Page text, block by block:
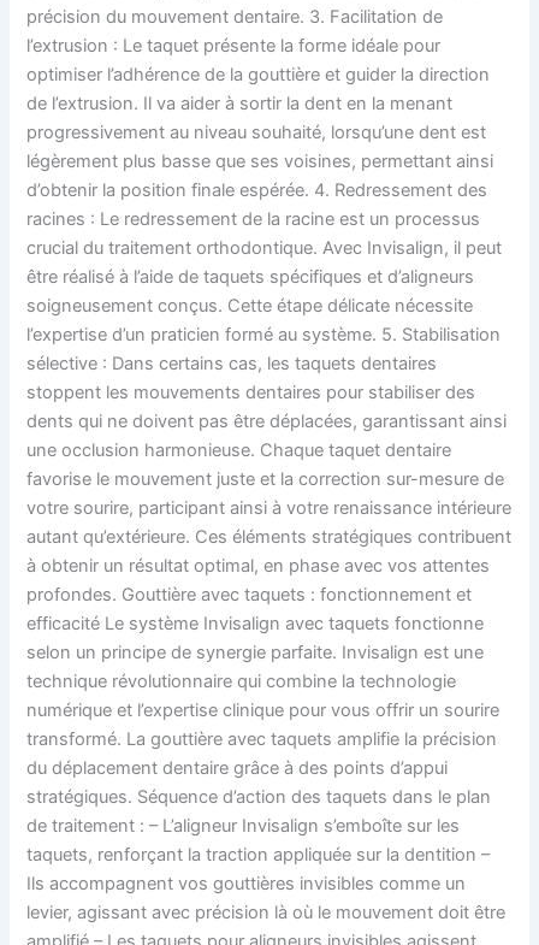
précision du mouvement dentaire. 3. Facilitation de
l’extrusion : Le taquet présente la forme idéale pour
optimiser l’adhérence de la gouttière et guider la direction
de l’extrusion. Il va aider à sortir la dent en la menant
progressivement au niveau souhaité, lorsqu’une dent est
légèrement plus basse que ses voisines, permettant ainsi
d’obtenir la position finale espérée. 4. Redressement des
racines : Le redressement de la racine est un processus
crucial du traitement orthodontique. Avec Invisalign, il peut
être réalisé à l’aide de taquets spécifiques et d’aligneurs
soigneusement conçus. Cette étape délicate nécessite
l’expertise d’un praticien formé au système. 5. Stabilisation
sélective : Dans certains cas, les taquets dentaires
stoppent les mouvements dentaires pour stabiliser des
dents qui ne doivent pas être déplacées, garantissant ainsi
une occlusion harmonieuse. Chaque taquet dentaire
favorise le mouvement juste et la correction sur-mesure de
votre sourire, participant ainsi à votre renaissance intérieure
autant qu’extérieure. Ces éléments stratégiques contribuent
à obtenir un résultat optimal, en phase avec vos attentes
profondes. Gouttière avec taquets : fonctionnement et
efficacité Le système Invisalign avec taquets fonctionne
selon un principe de synergie parfaite. Invisalign est une
technique révolutionnaire qui combine la technologie
numérique et l’expertise clinique pour vous offrir un sourire
transformé. La gouttière avec taquets amplifie la précision
du déplacement dentaire grâce à des points d’appui
stratégiques. Séquence d’action des taquets dans le plan
de traitement : – L’aligneur Invisalign s’emboîte sur les
taquets, renforçant la traction appliquée sur la dentition –
Ils accompagnent vos gouttières invisibles comme un
levier, agissant avec précision là où le mouvement doit être